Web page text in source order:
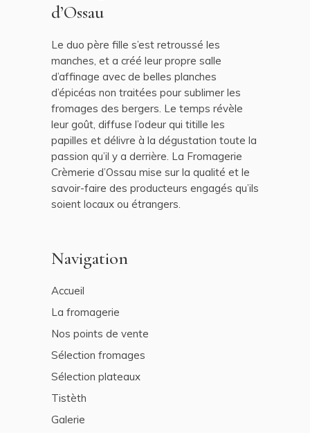
d’Ossau
Le duo père fille s’est retroussé les
manches, et a créé leur propre salle
d’affinage avec de belles planches
d’épicéas non traitées pour sublimer les
fromages des bergers. Le temps révèle
leur goût, diffuse l’odeur qui titille les
papilles et délivre à la dégustation toute la
passion qu’il y a derrière. La Fromagerie
Crèmerie d’Ossau mise sur la qualité et le
savoir-faire des producteurs engagés qu’ils
soient locaux ou étrangers.
Navigation
Accueil
La fromagerie
Nos points de vente
Sélection fromages
Sélection plateaux
Tistèth
Galerie